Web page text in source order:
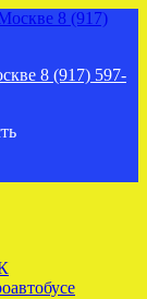
8 (917) 597-